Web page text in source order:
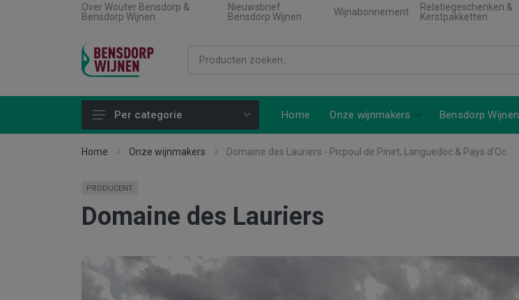
Over Wouter Bensdorp &
Bensdorp Wijnen
Nieuwsbrief
Bensdorp Wijnen
Wijnabonnement
Relatiegeschenken &
Kerstpakketten
Alle producten
Regio
Aanbiedingen
Per categorie Home Onze wijnmakers Bensdorp Wijnen
Home Onze wijnmakers Domaine des Lauriers - Picpoul de Pinet, Languedoc & Pays d'Oc
PRODUCENT
Domaine des Lauriers